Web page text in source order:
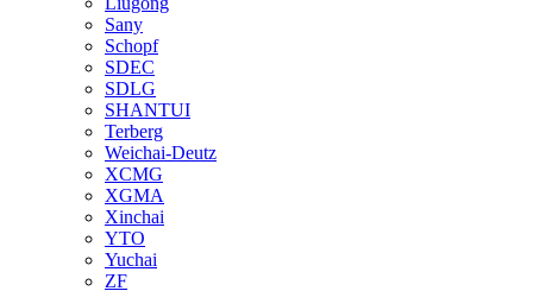
Sany
Schopf
SDEC
SDLG
SHANTUI
Terberg
Weichai-Deutz
XCMG
XGMA
Xinchai
YTO
Yuchai
ZF